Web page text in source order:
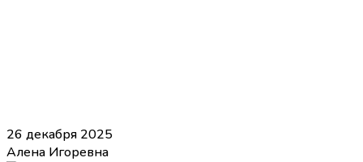
26 декабря 2025
Алена Игоревна